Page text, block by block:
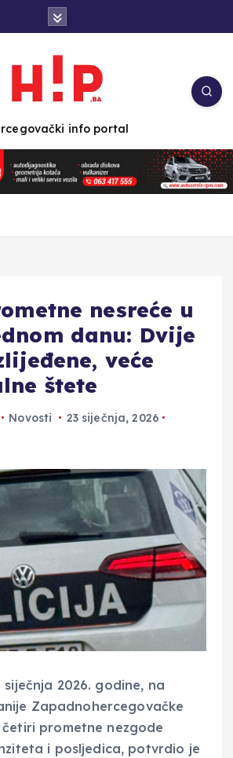
info portal
nesreće u
danu: Dvije
veće
štete
Novosti
23 siječnja, 2026
siječnja 2026. godine, na
Zapadnohercegovačke
četiri prometne nezgode
i posljedica, potvrdio je